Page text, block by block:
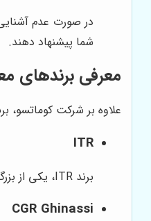
در صورت عدم
شما پیشنهاد دهند.
معرفی برندهای
علاوه بر شرکت کوماتسو،
ITR
برند ITR، یکی از بزرگترین تولیدکنندگان قطعات یدکی ماشین آلات راهسازی و معدنی در جهان است. این برند، قطعات با کیفیتی را با قیمت رقابتی ارائه می دهد.
CGR Ghinassi